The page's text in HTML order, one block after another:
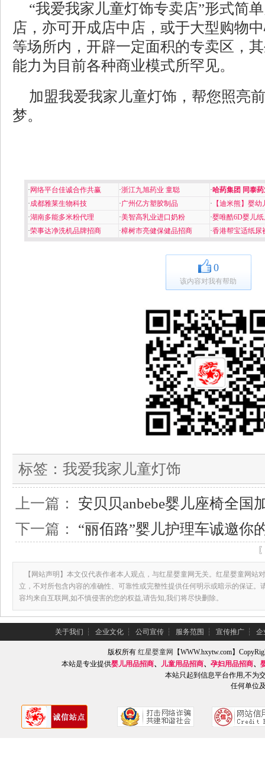
“我爱我家儿童灯饰专卖店”形式简
店，亦可开成店中店，或于大型购物
等场所内，开辟一定面积的专卖区，
能力为目前各种商业模式所罕见。
加盟我爱我家儿童灯饰，帮您照亮
梦。
· 网络平台佳诚合作共赢 ·浙江九旭药业 童聪 ·哈药集团 同泰
·成都雅莱生物科技 ·广州亿方塑胶制品 · 【迪米熊】婴幼
·湖南多能多米粉代理 ·美智高乳业进口奶粉 ·婴唯酷6D婴儿
·荣事达净洗机品牌招商 ·樟树市亮健保健品招商 ·香港帮宝适纸尿
0
该内容对我有帮助
标签： 我爱我家儿童灯饰
上一篇： 安贝贝anbebe婴儿座椅全国
下一篇： “丽佰路”婴儿护理车诚邀你
【网站声明】本文仅代表作者本人观点，与红星婴童网无关。红星婴童网站
立，不对所包含内容的准确性、可靠性或完整性提供任何明示或暗示的保证。
容均来自互联网,如不慎侵害的您的权益,请告知,我们将尽快删除。
关于我们 ┆ 企业文化 ┆ 公司宣传 ┆ 服务范围 ┆ 宣传推广 ┆ 企
版权所有红星婴童网
【WWW.hxytw.com】
本站是专业提供婴儿用品招商、 儿童用品招商、 孕妇用品招商、
本站只起到信息平台作用,不为
任何单位